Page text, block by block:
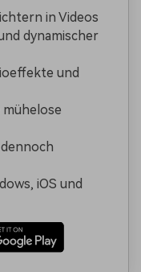
in Videos
dynamischer
und
iOS und